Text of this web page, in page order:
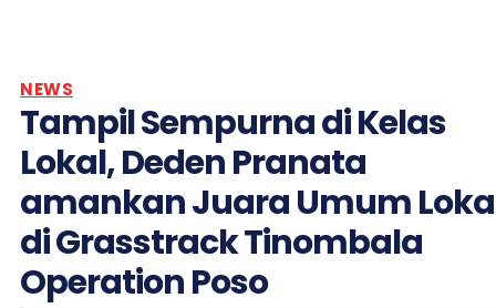
NEWS
Tampil Sempurna di Kelas
Lokal, Deden Pranata
amankan Juara Umum
di Grasstrack Tinombala
Operation Poso